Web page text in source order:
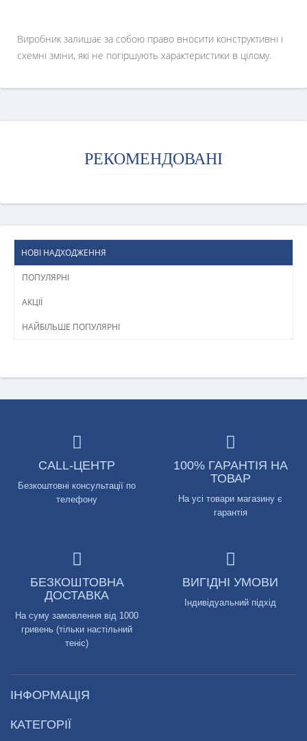
Виробник залишає за собою право вносити конструктивні і
схемні зміни, які не погіршують характеристики в цілому.
РЕКОМЕНДОВАНІ
НОВІ НАДХОДЖЕННЯ
ПОПУЛЯРНІ
АКЦІЇ
НАЙБІЛЬШЕ ПОПУЛЯРНІ
CALL-ЦЕНТР
Безкоштовні консультації по
телефону
100% ГАРАНТІЯ НА
ТОВАР
На усі товари магазину є
гарантія
БЕЗКОШТОВНА
ДОСТАВКА
На суму замовлення від 1000
гривень (тільки настільний
теніс)
ВИГІДНІ УМОВИ
Індивідуальний підхід
ІНФОРМАЦІЯ
КАТЕГОРІЇ